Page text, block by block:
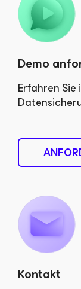
Demo
Erfahren Sie
Kontakt